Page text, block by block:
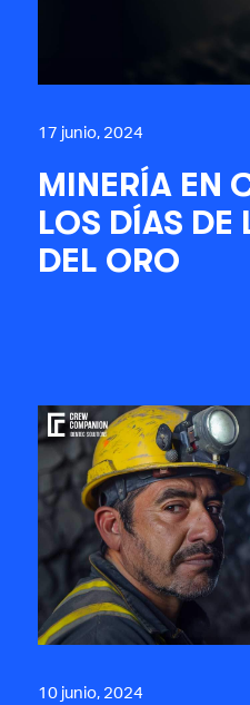
17 junio, 2024
MINERÍA EN
LOS DÍAS DE
DEL ORO
10 junio, 2024